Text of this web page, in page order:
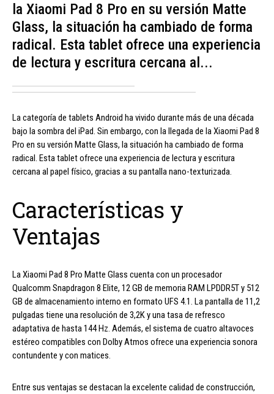
la Xiaomi Pad 8 Pro en su versión Matte
Glass, la situación ha cambiado de forma
radical. Esta tablet ofrece una experiencia
de lectura y escritura cercana al...
La categoría de tablets Android ha vivido durante más de una década
bajo la sombra del iPad. Sin embargo, con la llegada de la Xiaomi Pad 8
Pro en su versión Matte Glass, la situación ha cambiado de forma
radical. Esta tablet ofrece una experiencia de lectura y escritura
cercana al papel físico, gracias a su pantalla nano-texturizada.
Características y
Ventajas
La Xiaomi Pad 8 Pro Matte Glass cuenta con un procesador
Qualcomm Snapdragon 8 Elite, 12 GB de memoria RAM LPDDR5T y 512
GB de almacenamiento interno en formato UFS 4.1. La pantalla de 11,2
pulgadas tiene una resolución de 3,2K y una tasa de refresco
adaptativa de hasta 144 Hz. Además, el sistema de cuatro altavoces
estéreo compatibles con Dolby Atmos ofrece una experiencia sonora
contundente y con matices.
Entre sus ventajas se destacan la excelente calidad de construcción,